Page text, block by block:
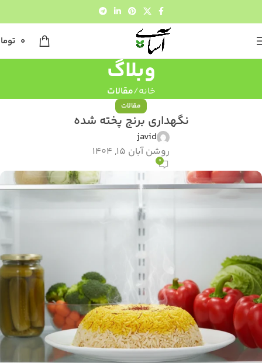
0
وبلاگ
خانه مقالات
مقالات
نگهداری برنج پخته شده
javid
روشن آبان 15, 1404
0